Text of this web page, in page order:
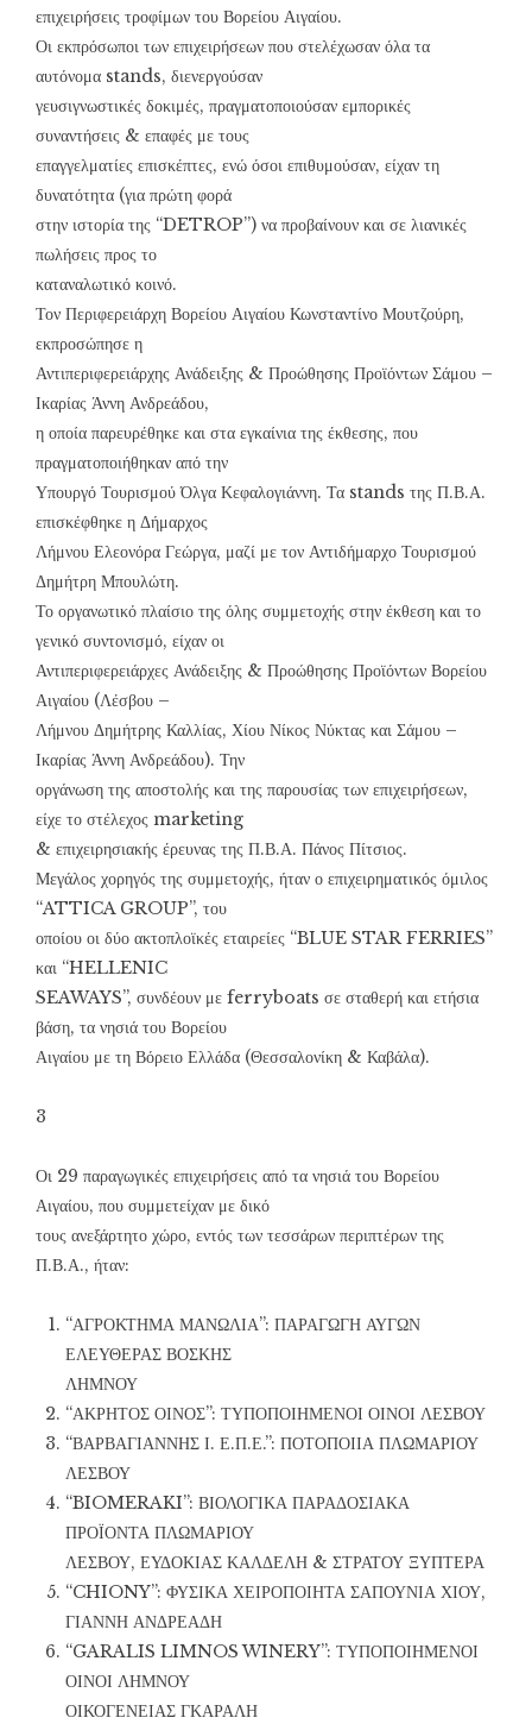
επιχειρήσεις τροφίμων του Βορείου Αιγαίου.
Οι εκπρόσωποι των επιχειρήσεων που στελέχωσαν όλα τα
αυτόνομα stands, διενεργούσαν
γευσιγνωστικές δοκιμές, πραγματοποιούσαν εμπορικές
συναντήσεις & επαφές με τους
επαγγελματίες επισκέπτες, ενώ όσοι επιθυμούσαν, είχαν τη
δυνατότητα (για πρώτη φορά
στην ιστορία της “DETROP”) να προβαίνουν και σε λιανικές
πωλήσεις προς το
καταναλωτικό κοινό.
Τον Περιφερειάρχη Βορείου Αιγαίου Κωνσταντίνο Μουτζούρη,
εκπροσώπησε η
Αντιπεριφερειάρχης Ανάδειξης & Προώθησης Προϊόντων Σάμου –
Ικαρίας Άννη Ανδρεάδου,
η οποία παρευρέθηκε και στα εγκαίνια της έκθεσης, που
πραγματοποιήθηκαν από την
Υπουργό Τουρισμού Όλγα Κεφαλογιάννη. Τα stands της Π.Β.Α.
επισκέφθηκε η Δήμαρχος
Λήμνου Ελεονόρα Γεώργα, μαζί με τον Αντιδήμαρχο Τουρισμού
Δημήτρη Μπουλώτη.
Το οργανωτικό πλαίσιο της όλης συμμετοχής στην έκθεση και το
γενικό συντονισμό, είχαν οι
Αντιπεριφερειάρχες Ανάδειξης & Προώθησης Προϊόντων Βορείου
Αιγαίου (Λέσβου –
Λήμνου Δημήτρης Καλλίας, Χίου Νίκος Νύκτας και Σάμου –
Ικαρίας Άννη Ανδρεάδου). Την
οργάνωση της αποστολής και της παρουσίας των επιχειρήσεων,
είχε το στέλεχος marketing
& επιχειρησιακής έρευνας της Π.Β.Α. Πάνος Πίτσιος.
Μεγάλος χορηγός της συμμετοχής, ήταν ο επιχειρηματικός όμιλος
“ATTICA GROUP”, του
οποίου οι δύο ακτοπλοϊκές εταιρείες “BLUE STAR FERRIES”
και “HELLENIC
SEAWAYS”, συνδέουν με ferryboats σε σταθερή και ετήσια
βάση, τα νησιά του Βορείου
Αιγαίου με τη Βόρειο Ελλάδα (Θεσσαλονίκη & Καβάλα).
3
Οι 29 παραγωγικές επιχειρήσεις από τα νησιά του Βορείου
Αιγαίου, που συμμετείχαν με δικό
τους ανεξάρτητο χώρο, εντός των τεσσάρων περιπτέρων της
Π.Β.Α., ήταν:
“ΑΓΡΟΚΤΗΜΑ ΜΑΝΩΛΙΑ”: ΠΑΡΑΓΩΓΗ ΑΥΓΩΝ
ΕΛΕΥΘΕΡΑΣ ΒΟΣΚΗΣ
ΛΗΜΝΟΥ
“ΑΚΡΗΤΟΣ ΟΙΝΟΣ”: ΤΥΠΟΠΟΙΗΜΕΝΟΙ ΟΙΝΟΙ ΛΕΣΒΟΥ
“ΒΑΡΒΑΓΙΑΝΝΗΣ Ι. Ε.Π.Ε.”: ΠΟΤΟΠΟΙΙΑ ΠΛΩΜΑΡΙΟΥ
ΛΕΣΒΟΥ
“BIOMERAKI”: ΒΙΟΛΟΓΙΚΑ ΠΑΡΑΔΟΣΙΑΚΑ
ΠΡΟΪΟΝΤΑ ΠΛΩΜΑΡΙΟΥ
ΛΕΣΒΟΥ, ΕΥΔΟΚΙΑΣ ΚΑΛΔΕΛΗ & ΣΤΡΑΤΟΥ ΞΥΠΤΕΡΑ
“CHIONY”: ΦΥΣΙΚΑ ΧΕΙΡΟΠΟΙΗΤΑ ΣΑΠΟΥΝΙΑ ΧΙΟΥ,
ΓΙΑΝΝΗ ΑΝΔΡΕΑΔΗ
“GARALIS LIMNOS WINERY”: ΤΥΠΟΠΟΙΗΜΕΝΟΙ
ΟΙΝΟΙ ΛΗΜΝΟΥ
ΟΙΚΟΓΕΝΕΙΑΣ ΓΚΑΡΑΛΗ